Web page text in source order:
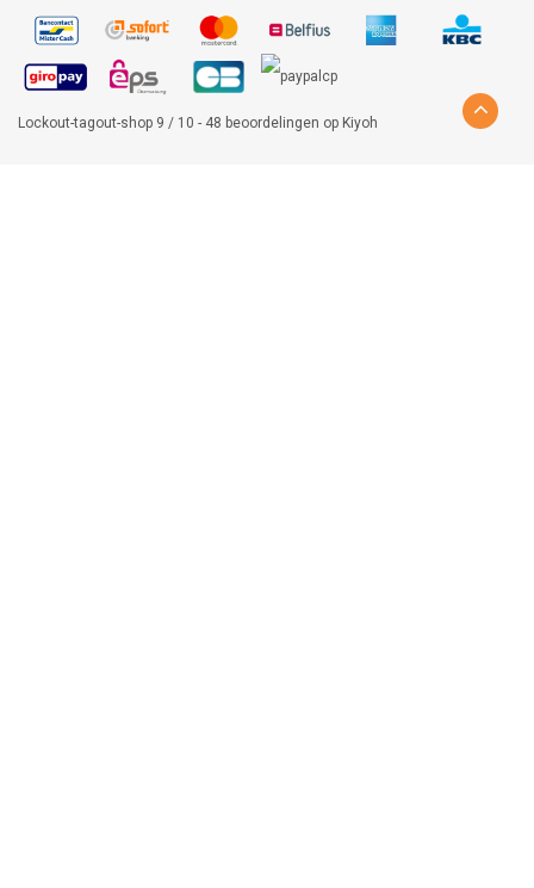
Lockout-tagout-shop 9 / 10 - 48 beoordelingen op Kiyoh